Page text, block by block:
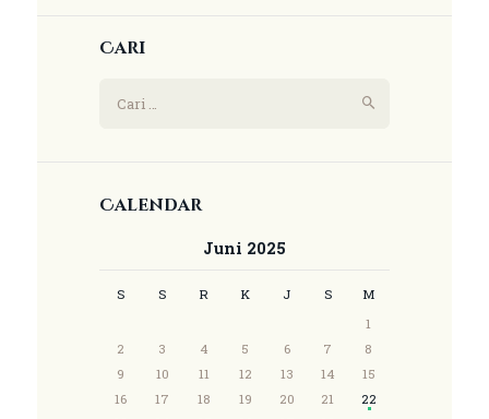
Cari
Calendar
Juni 2025
S S R K J S
M
1
2
3 4 5 6 7
8
9
10 11 12 13 14
15
16
17 18 19 20 21
22